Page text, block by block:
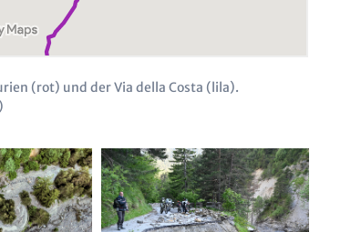
(rot) und der Via della Costa (lila).